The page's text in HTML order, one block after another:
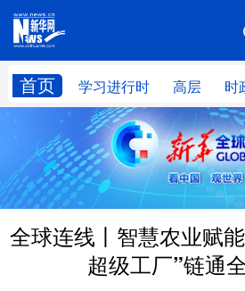
首页 学习进行时 高层 时
网站地图
学习进行时 高层
国际 财经
台湾 思客智库 全
科技 科创
全球连线丨智慧农业赋
超级工厂”链通